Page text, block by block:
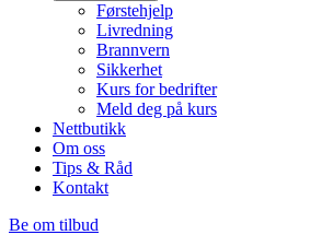
Førstehjelp
Livredning
Brannvern
Sikkerhet
Kurs for bedrifter
Meld deg på kurs
Nettbutikk
Om oss
Tips & Råd
Kontakt
Be om tilbud